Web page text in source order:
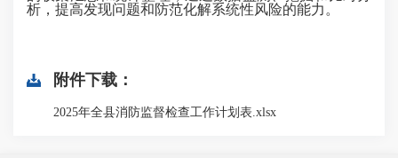
析，提高发现问题和防范化解系统性风险的能力。
附件下载：
2025年全县消防监督检查工作计划表.xlsx